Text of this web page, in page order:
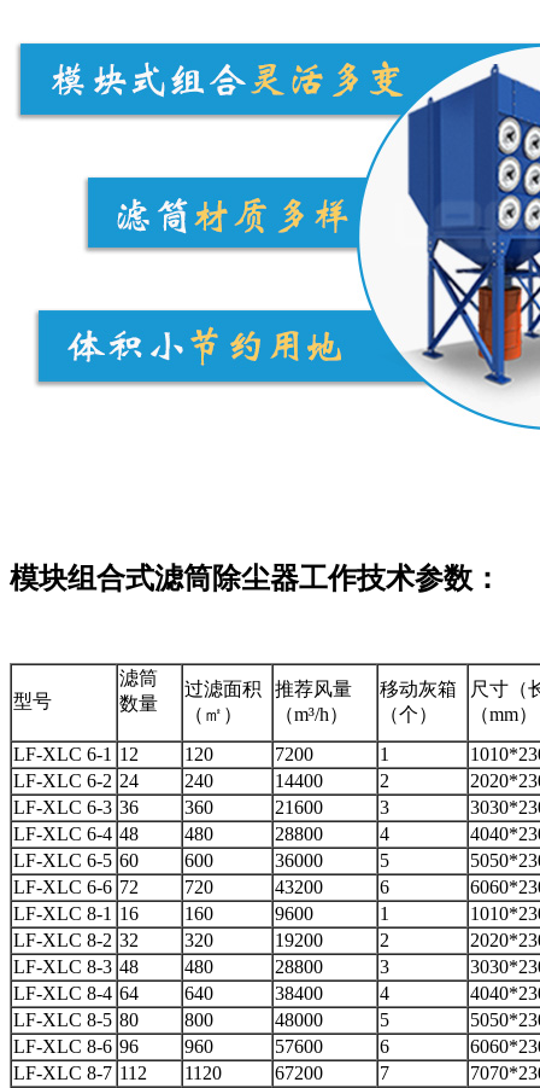
模块组合式滤筒除尘器工作技术参数：
型号
滤筒
数量
过滤面积
（㎡）
推荐风量
（m³/h）
移动灰箱
（个）
尺寸（
（mm）
LF-XLC 6-1 12 120 7200 1
LF-XLC 6-2 24 240 14400 2
LF-XLC 6-3 36 360 21600 3
LF-XLC 6-4 48 480 28800 4
LF-XLC 6-5 60 600 36000 5
LF-XLC 6-6 72 720 43200 6
LF-XLC 8-1 16 160 9600 1
LF-XLC 8-2 32 320 19200 2
LF-XLC 8-3 48 480 28800 3
LF-XLC 8-4 64 640 38400 4
LF-XLC 8-5 80 800 48000 5
LF-XLC 8-6 96 960 57600 6
LF-XLC 8-7 112 1120 67200 7